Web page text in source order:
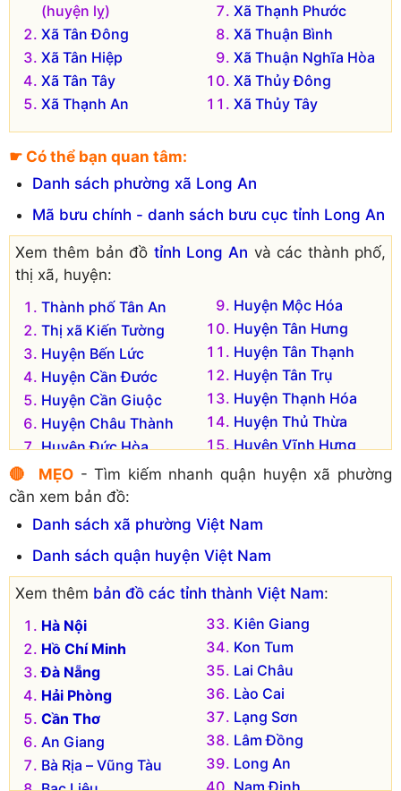
(huyện lỵ)
Xã Tân Đông
Xã Tân Hiệp
Xã Tân Tây
Xã Thạnh An
Xã Thạnh Phước
Xã Thuận Bình
Xã Thuận Nghĩa Hòa
Xã Thủy Đông
Xã Thủy Tây
☛ Có thể bạn quan tâm:
Danh sách phường xã Long An
Mã bưu chính - danh sách bưu cục tỉnh Long An
Xem thêm bản đồ tỉnh Long An và các thành phố,
thị xã, huyện:
Thành phố Tân An
Thị xã Kiến Tường
Huyện Bến Lức
Huyện Cần Đước
Huyện Cần Giuộc
Huyện Châu Thành
Huyện Đức Hòa
Huyện Đức Huệ
Huyện Mộc Hóa
Huyện Tân Hưng
Huyện Tân Thạnh
Huyện Tân Trụ
Huyện Thạnh Hóa
Huyện Thủ Thừa
Huyện Vĩnh Hưng
🔴 MẸO- Tìm kiếm nhanh quận huyện xã phường
cần xem bản đồ:
Danh sách xã phường Việt Nam
Danh sách quận huyện Việt Nam
Xem thêm bản đồ các tỉnh thành Việt Nam:
Hà Nội
Hồ Chí Minh
Đà Nẵng
Hải Phòng
Cần Thơ
An Giang
Bà Rịa – Vũng Tàu
Kiên Giang
Kon Tum
Lai Châu
Lào Cai
Lạng Sơn
Lâm Đồng
Long An
Nam Định